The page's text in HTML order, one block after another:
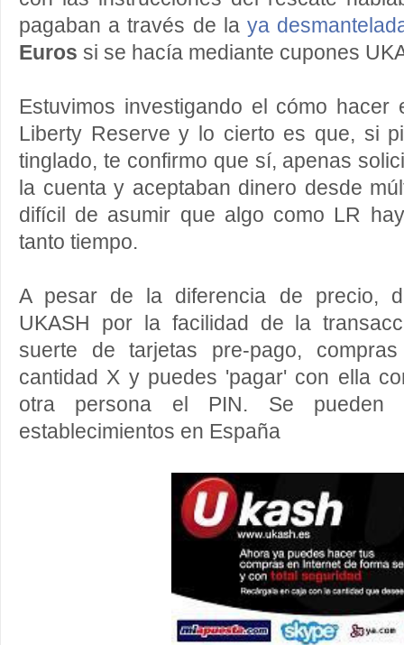
pagaban a través de la ya
Euros si se hacía mediante cupones
Estuvimos investigando el cómo
Liberty Reserve y lo cierto es que, si
tinglado, te confirmo que sí, apenas
la cuenta y aceptaban dinero desde
difícil de asumir que algo como LR
tanto tiempo.
A pesar de la diferencia de precio,
UKASH por la facilidad de la
suerte de tarjetas pre-pago,
cantidad X y puedes 'pagar' con ella
otra persona el PIN. Se pueden
establecimientos en España